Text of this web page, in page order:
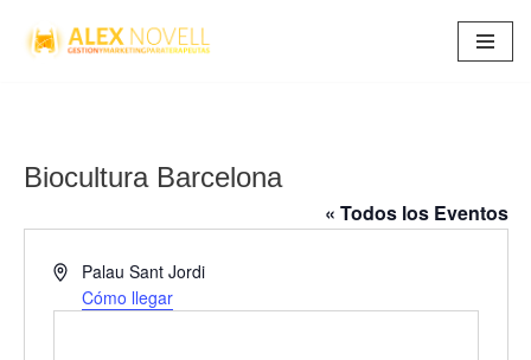
Saltar
Biocultura Barcelona
« Todos los Eventos
Dirección
Palau Sant Jordi
Cómo llegar